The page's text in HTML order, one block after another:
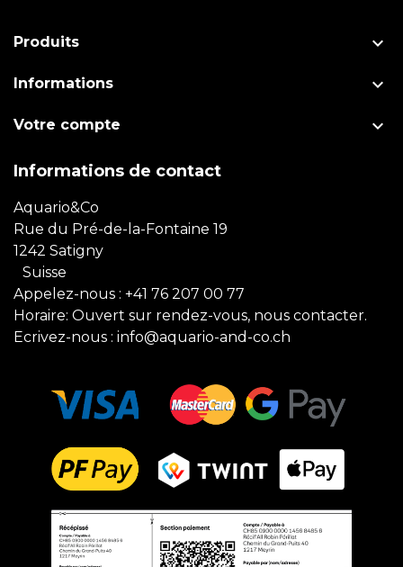
Produits 
Informations 
Votre compte 
Informations de contact
Aquario&Co
Rue du Pré-de-la-Fontaine 19
1242 Satigny
Suisse
Appelez-nous : +41 76 207 00 77
Horaire: Ouvert sur rendez-vous, nous contacter.
Ecrivez-nous : info@aquario-and-co.ch